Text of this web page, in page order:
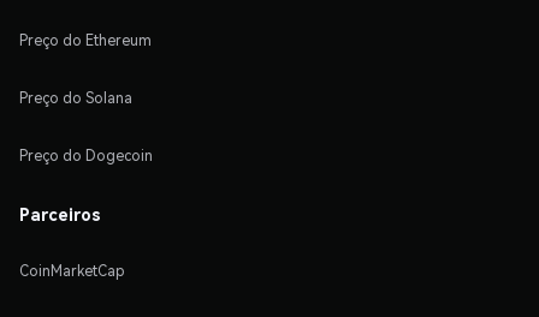
Preço do Ethereum
Preço do Solana
Preço do Dogecoin
Parceiros
CoinMarketCap